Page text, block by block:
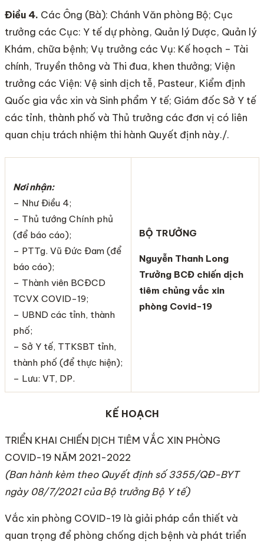
Điều 4. Các Ông (Bà): Chánh Văn phòng Bộ; Cục
trưởng các Cục: Y tế dự phòng, Quản lý Dược, Quản lý
Khám, chữa bệnh; Vụ trưởng các Vụ: Kế hoạch – Tài
chính, Truyền thông và Thi đua, khen thưởng; Viện
trưởng các Viện: Vệ sinh dịch tễ, Pasteur, Kiểm định
Quốc gia vắc xin và Sinh phẩm Y tế; Giám đốc Sở Y tế
các tỉnh, thành phố và Thủ trưởng các đơn vị có liên
quan chịu trách nhiệm thi hành Quyết định này./.
Nơi nhận:
– Như Điều 4;
– Thủ tướng Chính phủ
(để báo cáo);
– PTTg. Vũ Đức Đam (để
báo cáo);
– Thành viên BCĐCD
TCVX COVID-19;
– UBND các tỉnh, thành
phố;
– Sở Y tế, TTKSBT tỉnh,
thành phố (để thực hiện);
– Lưu: VT, DP.
BỘ TRƯỞNG
Nguyễn Thanh Long
Trưởng BCĐ chiến dịch
tiêm chủng vắc xin
phòng Covid-19
KẾ HOẠCH
TRIỂN KHAI CHIẾN DỊCH TIÊM VẮC XIN PHÒNG
COVID-19 NĂM 2021-2022
(Ban hành kèm theo Quyết định số 3355/QĐ-BYT
ngày 08/7/2021 của Bộ trưởng Bộ Y tế)
Vắc xin phòng COVID-19 là giải pháp cần thiết và
quan trọng để phòng chống dịch bệnh và phát triển